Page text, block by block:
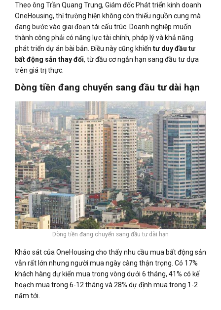
Theo ông Trần Quang Trung, Giám đốc Phát triển kinh doanh
OneHousing, thị trường hiện không còn thiếu nguồn cung mà
đang bước vào giai đoạn tái cấu trúc. Doanh nghiệp muốn
thành công phải có năng lực tài chính, pháp lý và khả năng
phát triển dự án bài bản. Điều này cũng khiến tư duy đầu tư
bất động sản thay đổi, từ đầu cơ ngắn hạn sang đầu tư dựa
trên giá trị thực.
Dòng tiền đang chuyển sang đầu tư dài hạn
Dòng tiền đang chuyển sang đầu tư dài hạn
Khảo sát của OneHousing cho thấy nhu cầu mua bất động sản
vẫn rất lớn nhưng người mua ngày càng thận trọng. Có 17%
khách hàng dự kiến mua trong vòng dưới 6 tháng, 41% có kế
hoạch mua trong 6-12 tháng và 28% dự định mua trong 1-2
năm tới.